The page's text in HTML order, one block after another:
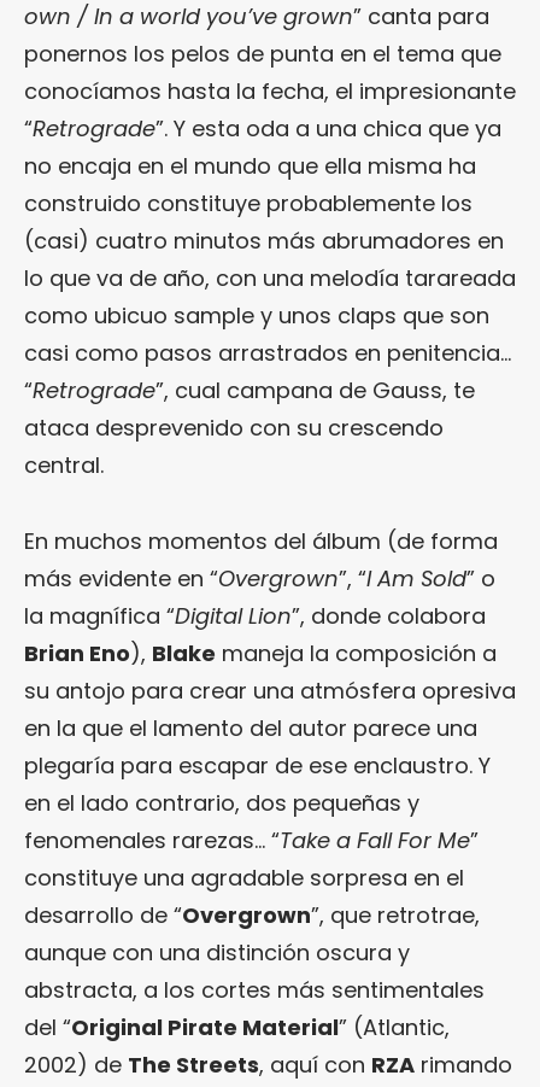
own / In a world you’ve grown” canta para
ponernos los pelos de punta en el tema que
conocíamos hasta la fecha, el impresionante
“Retrograde”. Y esta oda a una chica que ya
no encaja en el mundo que ella misma ha
construido constituye probablemente los
(casi) cuatro minutos más abrumadores en
lo que va de año, con una melodía tarareada
como ubicuo sample y unos claps que son
casi como pasos arrastrados en penitencia…
“Retrograde”, cual campana de Gauss, te
ataca desprevenido con su crescendo
central.
En muchos momentos del álbum (de forma
más evidente en “Overgrown”, “I Am Sold” o
la magnífica “Digital Lion”, donde colabora
Brian Eno), Blake maneja la composición a
su antojo para crear una atmósfera opresiva
en la que el lamento del autor parece una
plegaría para escapar de ese enclaustro. Y
en el lado contrario, dos pequeñas y
fenomenales rarezas… “Take a Fall For Me”
constituye una agradable sorpresa en el
desarrollo de “Overgrown”, que retrotrae,
aunque con una distinción oscura y
abstracta, a los cortes más sentimentales
del “Original Pirate Material” (Atlantic,
2002) de The Streets, aquí con RZA rimando